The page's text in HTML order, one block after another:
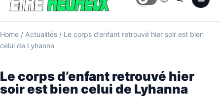
Home / Actualités / Le corps d’enfant retrouvé hier soir est bien
celui de Lyhanna
Le corps d’enfant retrouvé hier
soir est bien celui de Lyhanna